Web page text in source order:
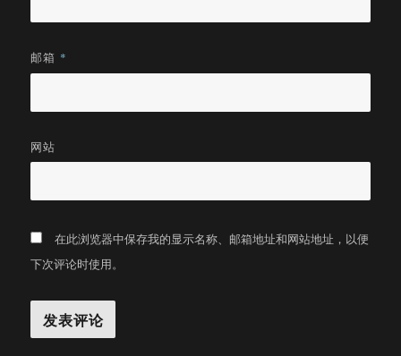
邮箱 *
网站
在此浏览器中保存我的显示名称、邮箱地址和网站地址，以便
下次评论时使用。